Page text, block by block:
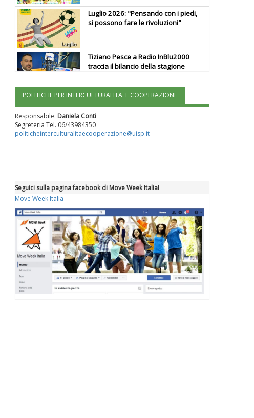
Luglio 2026: "Pensando con i piedi,
si possono fare le rivoluzioni"
Tiziano Pesce a Radio InBlu2000
traccia il bilancio della stagione
Tiziano Pesce nel Cda di
a Roma
POLITICHE PER INTERCULTURALITA' E COOPERAZIONE
Responsabile: Daniela Conti
Segreteria Tel. 06/43984350
politicheinterculturalitaecooperazione@uisp.it
Seguici sulla pagina facebook di Move Week Italia!
Move Week Italia